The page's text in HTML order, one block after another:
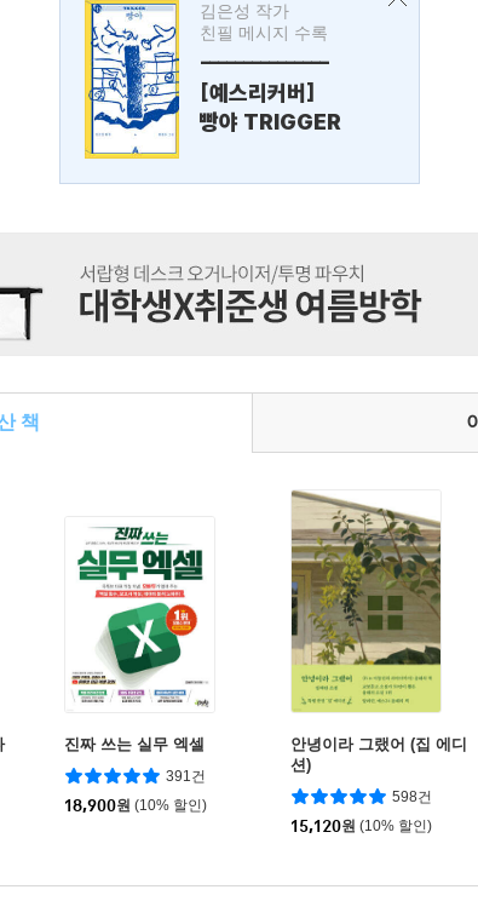
김은성 작가
친필 메시지 수록
---------------
[예스리커버]
빵야 TRIGGER
책
진짜 쓰는 실무 엑셀
391건
18,900원 (10% 할인)
안녕이라 그랬어 (집 에디
션)
598건
15,120원 (10% 할인)